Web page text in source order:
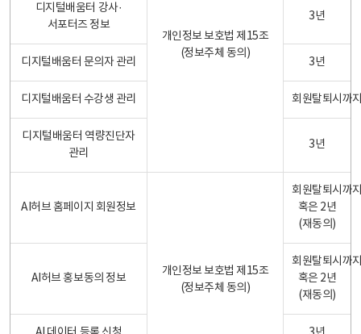
개인정보 보호법 제15조
(정보주체 동의)
디지털배움터 강사·
서포터즈 정보
3년
디지털배움터 문의자 관리 3년
디지털배움터 수강생 관리 회원탈퇴시까
디지털배움터 역량진단자
관리
3년
AI허브 홈페이지 회원정보
개인정보 보호법 제15조
(정보주체 동의)
회원탈퇴시까
혹은 2년
(재동의)
AI허브 홍보동의 정보
회원탈퇴시까
혹은 2년
(재동의)